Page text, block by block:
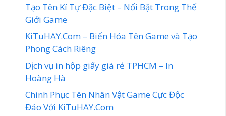
Tạo Tên Kí Tự Đặc Biệt – Nổi Bật Trong Thế
Giới Game
KiTuHAY.Com – Biến Hóa Tên Game và Tạo
Phong Cách Riêng
Dịch vụ in hộp giấy giá rẻ TPHCM – In
Hoàng Hà
Chinh Phục Tên Nhân Vật Game Cực Độc
Đáo Với KiTuHAY.Com